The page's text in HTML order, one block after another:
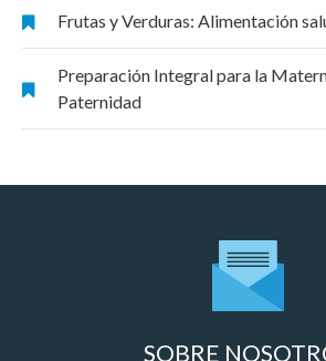
Frutas y Verduras: Alimentación
Preparación Integral para la
Paternidad
SOBRE